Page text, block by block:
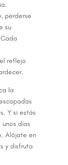
perderse
su
reflejo
la
Y si estás
días
Alójate en
y disfruta